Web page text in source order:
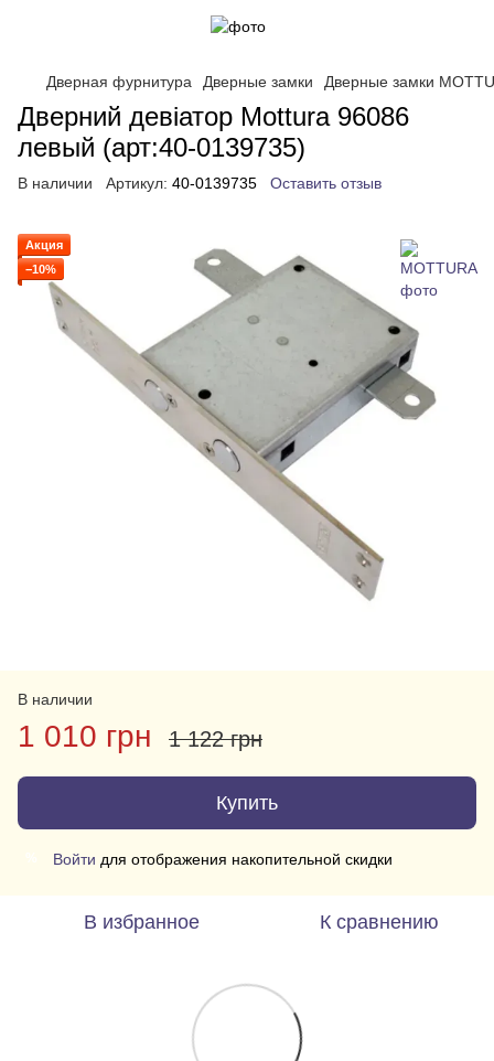
Дверная фурнитура Дверные замки Дверные замки
Дверний девіатор Mottura 96086
левый (арт:40-0139735)
В наличии Артикул: 40-0139735 Оставить отзыв
Акция
−10%
В наличии
1 010 грн 1 122 грн
Купить
Войти для отображения накопительной скидки
В избранное К сравнению